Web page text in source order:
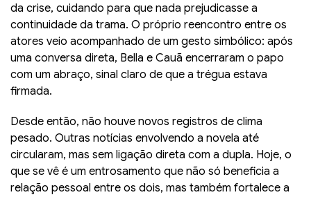
da crise, cuidando para que nada prejudicasse a
continuidade da trama. O próprio reencontro entre os
atores veio acompanhado de um gesto simbólico: após
uma conversa direta, Bella e Cauã encerraram o papo
com um abraço, sinal claro de que a trégua estava
firmada.
Desde então, não houve novos registros de clima
pesado. Outras notícias envolvendo a novela até
circularam, mas sem ligação direta com a dupla. Hoje, o
que se vê é um entrosamento que não só beneficia a
relação pessoal entre os dois, mas também fortalece a